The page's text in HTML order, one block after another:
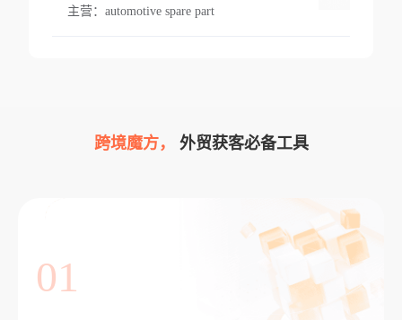
主营： automotive spare part
跨境魔方， 外贸获客必备工具
01